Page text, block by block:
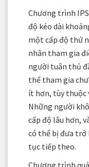
Chương trình
độ kéo dài
một cấp độ thứ
nhân tham gia
người tuân thủ
thể tham gia
ít hơn, tùy thuộc
Những người
cấp độ lâu hơn,
có thể bị đưa trở
tục tiếp theo.
Chương trình